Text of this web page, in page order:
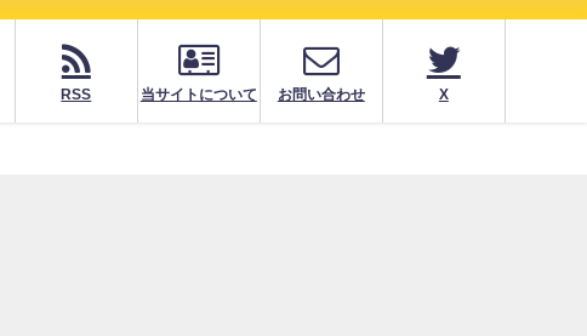
RSS 当サイトについて お問い合わせ X